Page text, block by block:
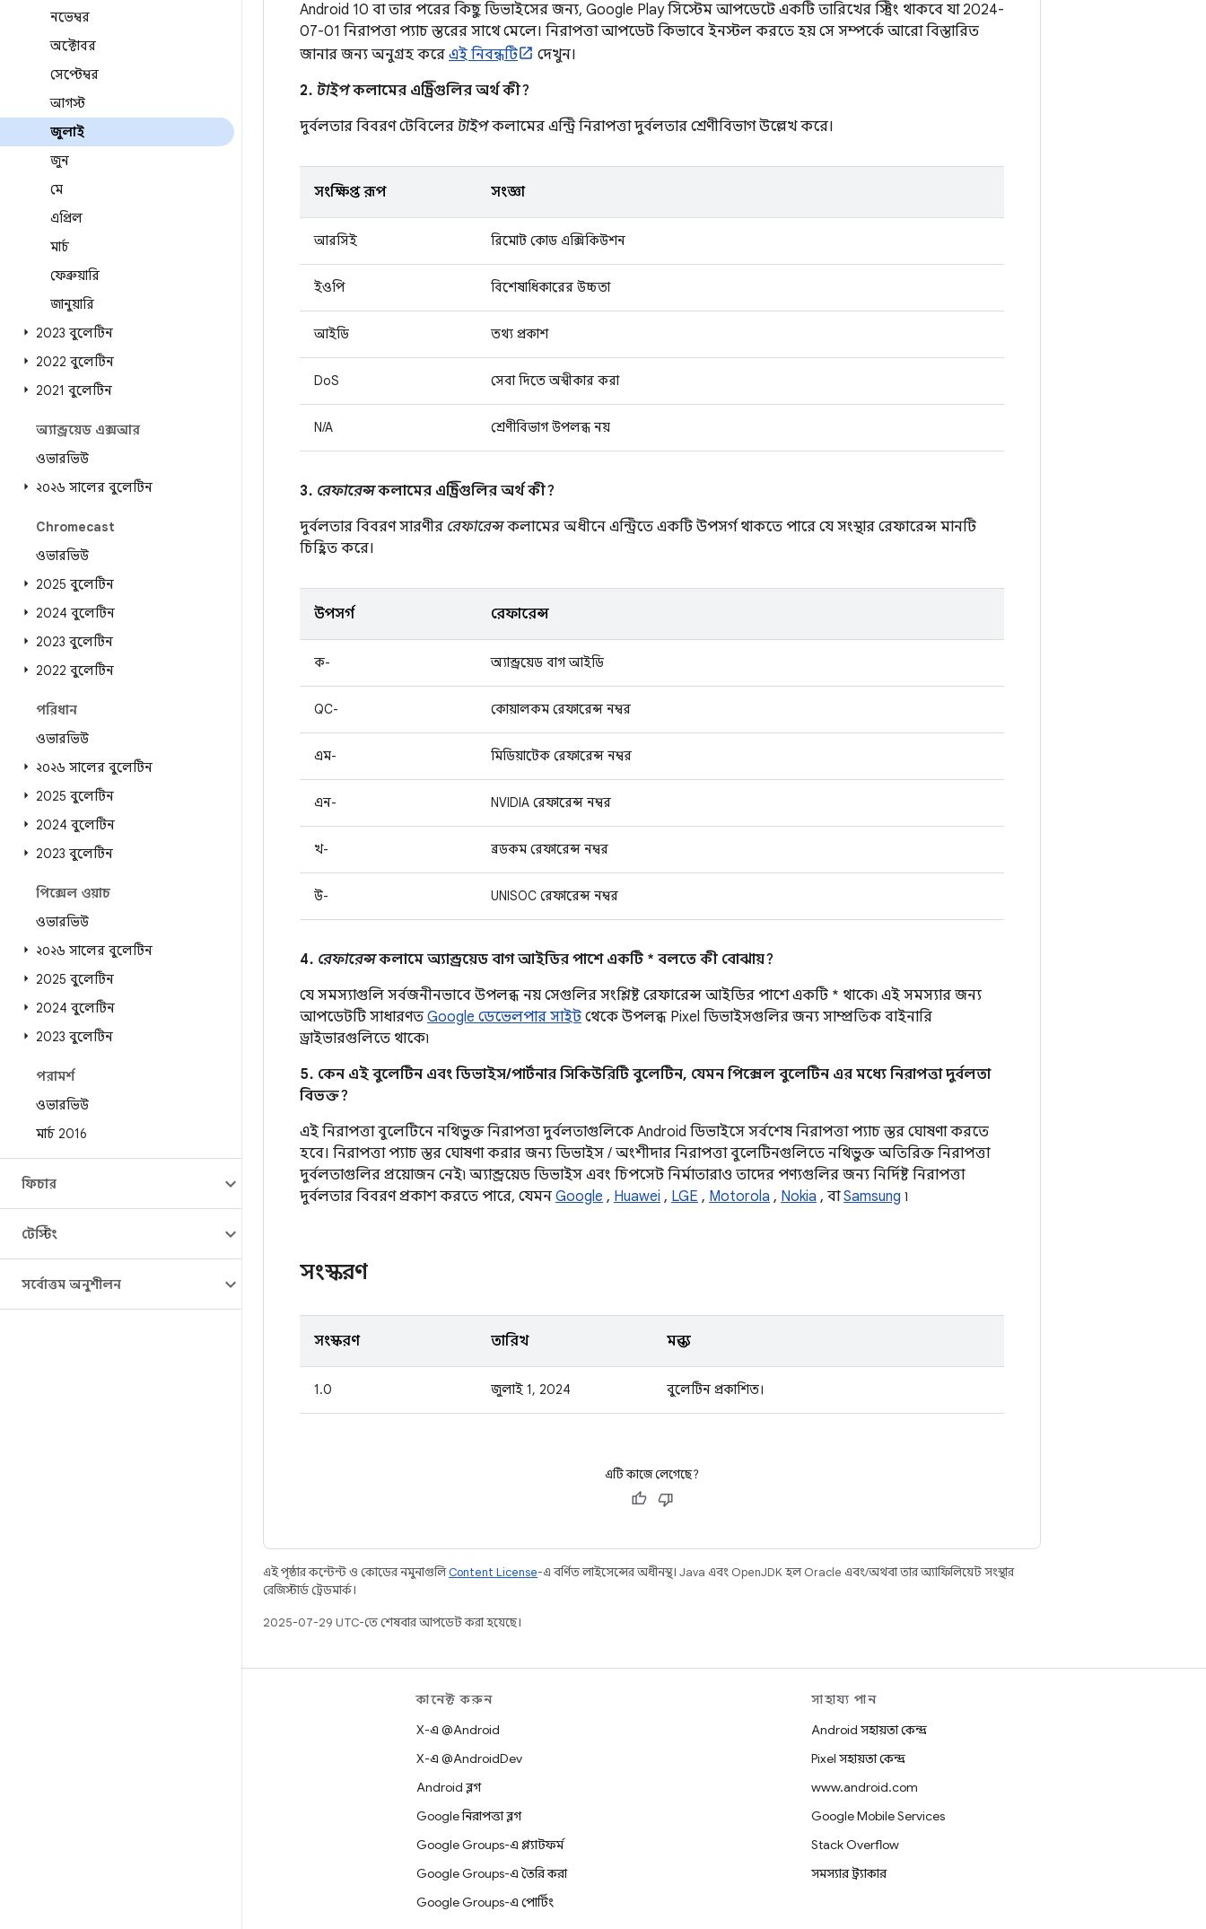
নভেম্বর
অক্টোবর
সেপ্টেম্বর
আগস্ট
জুলাই
জুন
মে
এপ্রিল
মার্চ
ফেব্রুয়ারি
জানুয়ারি
2023 বুলেটিন
2022 বুলেটিন
2021 বুলেটিন
অ্যান্ড্রয়েড এক্সআর
ওভারভিউ
২০২৬ সালের বুলেটিন
Chromecast
ওভারভিউ
2025 বুলেটিন
2024 বুলেটিন
2023 বুলেটিন
2022 বুলেটিন
পরিধান
ওভারভিউ
২০২৬ সালের বুলেটিন
2025 বুলেটিন
2024 বুলেটিন
2023 বুলেটিন
পিক্সেল ওয়াচ
ওভারভিউ
২০২৬ সালের বুলেটিন
2025 বুলেটিন
2024 বুলেটিন
2023 বুলেটিন
পরামর্শ
ওভারভিউ
মার্চ 2016
ফিচার
টেস্টিং
সর্বোত্তম অনুশীলন
Android 10 বা তার পরের কিছু ডিভাইসের জন্য, Google Play সিস্টেম আপডেটে একটি তারিখের স্ট্রিং থাকবে যা 2024-
07-01 নিরাপত্তা প্যাচ স্তরের সাথে মেলে। নিরাপত্তা আপডেট কিভাবে ইনস্টল করতে হয় সে সম্পর্কে আরো বিস্তারিত
জানার জন্য অনুগ্রহ করে এই নিবন্ধটি
দেখুন।
2. টাইপকলামের এন্ট্রিগুলির অর্থ কী?
দুর্বলতার বিবরণ টেবিলের টাইপকলামের এন্ট্রি নিরাপত্তা দুর্বলতার শ্রেণীবিভাগ উল্লেখ করে।
সংক্ষিপ্ত রূপ সংজ্ঞা
আরসিই রিমোট কোড এক্সিকিউশন
ইওপি বিশেষাধিকারের উচ্চতা
আইডি তথ্য প্রকাশ
DoS সেবা দিতে অস্বীকার করা
N/A শ্রেণীবিভাগ উপলব্ধ নয়
3. রেফারেন্সকলামের এন্ট্রিগুলির অর্থ কী?
দুর্বলতার বিবরণ সারণীর রেফারেন্সকলামের অধীনে এন্ট্রিতে একটি উপসর্গ থাকতে পারে যে সংস্থার রেফারেন্স মানটি
চিহ্নিত করে।
উপসর্গ রেফারেন্স
ক- অ্যান্ড্রয়েড বাগ আইডি
QC- কোয়ালকম রেফারেন্স নম্বর
এম- মিডিয়াটেক রেফারেন্স নম্বর
এন- NVIDIA রেফারেন্স নম্বর
খ- ব্রডকম রেফারেন্স নম্বর
উ- UNISOC রেফারেন্স নম্বর
4. রেফারেন্সকলামে অ্যান্ড্রয়েড বাগ আইডির পাশে একটি * বলতে কী বোঝায়?
যে সমস্যাগুলি সর্বজনীনভাবে উপলব্ধ নয় সেগুলির সংশ্লিষ্ট রেফারেন্স আইডির পাশে একটি * থাকে৷ এই সমস্যার জন্য
আপডেটটি সাধারণত Google ডেভেলপার সাইট থেকে উপলব্ধ Pixel ডিভাইসগুলির জন্য সাম্প্রতিক বাইনারি
ড্রাইভারগুলিতে থাকে৷
5. কেন এই বুলেটিন এবং ডিভাইস/পার্টনার সিকিউরিটি বুলেটিন, যেমন পিক্সেল বুলেটিন এর মধ্যে নিরাপত্তা দুর্বলতা
বিভক্ত?
এই নিরাপত্তা বুলেটিনে নথিভুক্ত নিরাপত্তা দুর্বলতাগুলিকে Android ডিভাইসে সর্বশেষ নিরাপত্তা প্যাচ স্তর ঘোষণা করতে
হবে। নিরাপত্তা প্যাচ স্তর ঘোষণা করার জন্য ডিভাইস / অংশীদার নিরাপত্তা বুলেটিনগুলিতে নথিভুক্ত অতিরিক্ত নিরাপত্তা
দুর্বলতাগুলির প্রয়োজন নেই৷ অ্যান্ড্রয়েড ডিভাইস এবং চিপসেট নির্মাতারাও তাদের পণ্যগুলির জন্য নির্দিষ্ট নিরাপত্তা
দুর্বলতার বিবরণ প্রকাশ করতে পারে, যেমন Google , Huawei , LGE , Motorola , Nokia , বাSamsung ৷
সংস্করণ
সংস্করণ তারিখ মন্তব্য
1.0 জুলাই 1, 2024 বুলেটিন প্রকাশিত।
এটি কাজে লেগেছে?
এই পৃষ্ঠার কন্টেন্ট ও কোডের নমুনাগুলিContent License-এ বর্ণিত লাইসেন্সের অধীনস্থ। Java এবং OpenJDK হল Oracle এবং/অথবা তার অ্যাফিলিয়েট সংস্থার
রেজিস্টার্ড ট্রেডমার্ক।
2025-07-29 UTC-তে শেষবার আপডেট করা হয়েছে।
কানেক্ট করুন
X-এ @Android
X-এ @AndroidDev
Android ব্লগ
Google নিরাপত্তা ব্লগ
Google Groups-এ প্ল্যাটফর্ম
Google Groups-এ তৈরি করা
Google Groups-এ পোর্টিং
সাহায্য পান
Android সহায়তা কেন্দ্র
Pixel সহায়তা কেন্দ্র
www.android.com
Google Mobile Services
Stack Overflow
সমস্যার ট্র্যাকার